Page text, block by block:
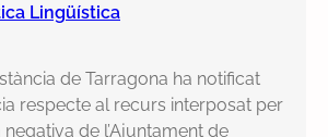
Lingüística
de Tarragona ha notificat
respecte al recurs interposat per
de l’Ajuntament de